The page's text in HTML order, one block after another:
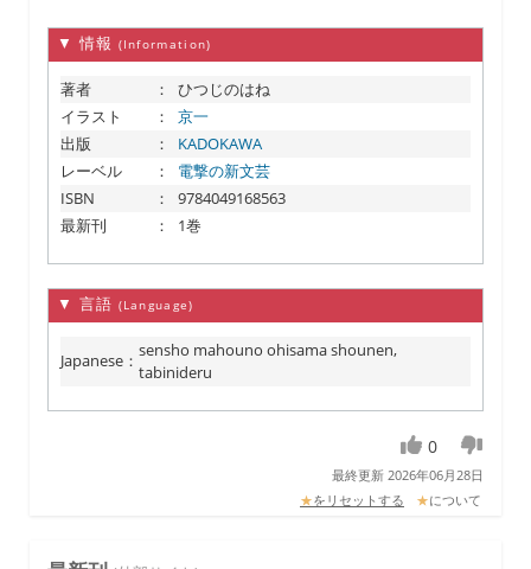
▼ 情報 (Information)
著者 ：
ひつじのはね
イラスト
：
京一
出版
：
KADOKAWA
レーベル
：
電撃の新文芸
ISBN
：
9784049168563
最新刊
： 1巻
▼ 言語 (Language)
Japanese ： sensho mahouno ohisama shounen,
tabinideru
0
最終更新 2026年06月28日
★をリセットする ★について